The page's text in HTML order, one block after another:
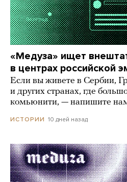
«Медуза» ищет
в центрах российской
Если вы живете в Сербии,
и других странах, где
комьюнити, — напишите
ИСТОРИИ 10 дней назад